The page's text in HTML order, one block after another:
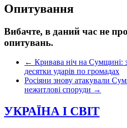
Опитування
Вибачте, в даний час не
опитувань.
← Кривава ніч на Сумщині:
десятки ударів по громадах
Росіяни знову атакували
нежитлові споруди →
УКРАЇНА І СВІТ